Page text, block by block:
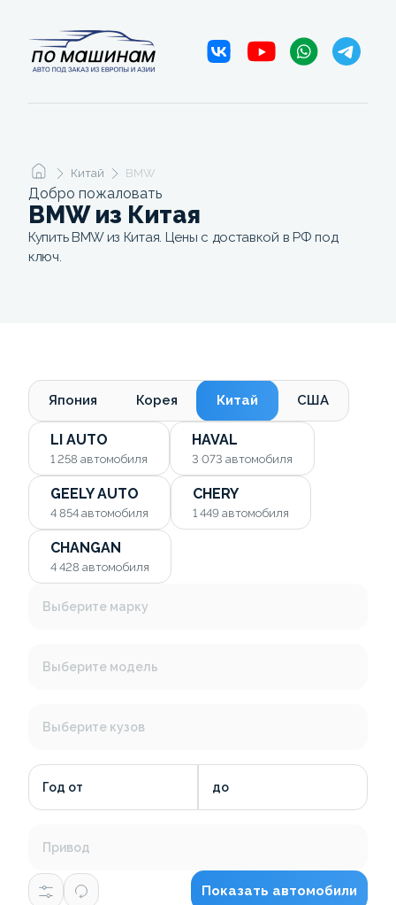
Китай BMW
Добро пожаловать
BMW из Китая
Купить BMW из Китая. Цены с доставкой в РФ под
ключ.
Япония Корея Китай США
LI AUTO
1 258 автомобиля
HAVAL
3 073 автомобиля
GEELY AUTO
4 854 автомобиля
CHERY
1 449 автомобиля
CHANGAN
4 428 автомобиля
Выберите марку
Выберите модель
Выберите кузов
Год от до
Привод
Показать автомобили